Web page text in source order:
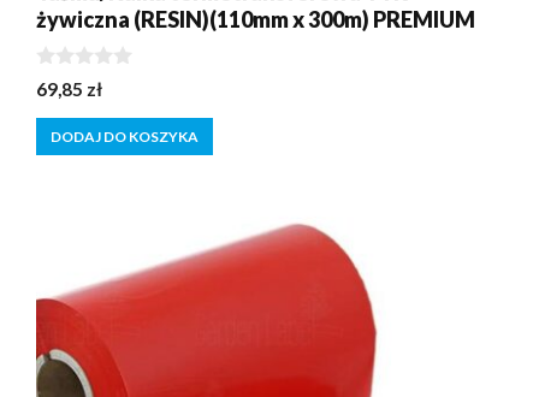
żywiczna (RESIN)(110mm x 300m) PREMIUM
0
z
5
69,85 zł
DODAJ DO KOSZYKA